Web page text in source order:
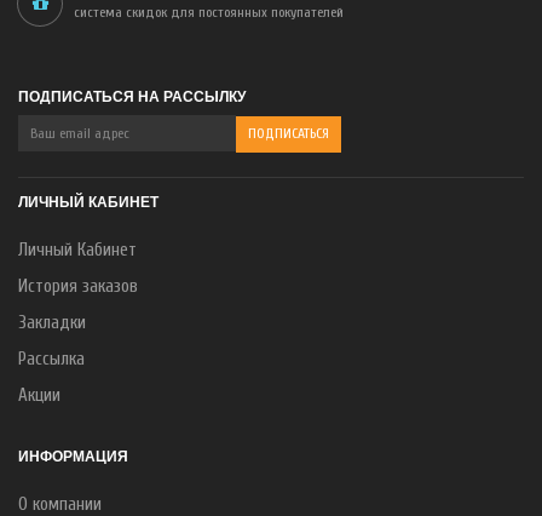
система скидок для постоянных покупателей
ПОДПИСАТЬСЯ НА РАССЫЛКУ
ЛИЧНЫЙ КАБИНЕТ
Личный Кабинет
История заказов
Закладки
Рассылка
Акции
ИНФОРМАЦИЯ
О компании